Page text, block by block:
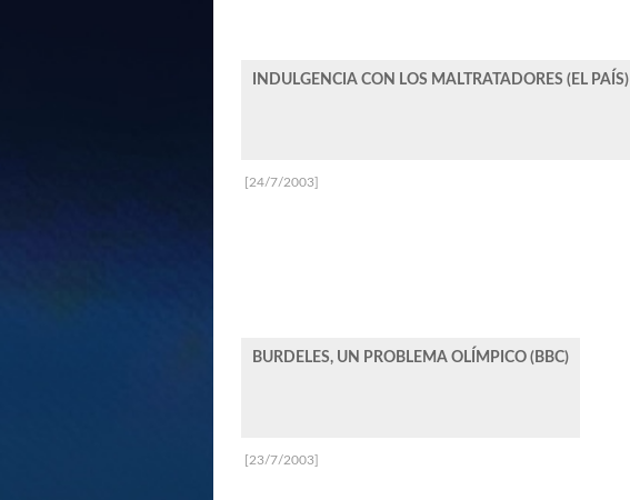
INDULGENCIA CON LOS MALTRATADORES (EL PAÍS)
BURDELES, UN PROBLEMA OLÍMPICO (BBC)
[24/7/2003]
[23/7/2003]